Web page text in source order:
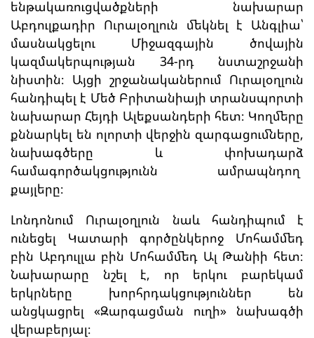
ենթակառուցվածքների նախարար
Աբդուլքադիր Ուրալօղլուն մեկնել է Անգլիա՝
մասնակցելու Միջազգային ծովային
կազմակերպության 34-րդ նստաշրջանի
նիստին։ Այցի շրջանականերում Ուրալօղլուն
հանդիպել է Մեծ Բրիտանիայի տրանսպորտի
նախարար Հեյդի Ալեքսանդերի հետ։ Կողմերը
քննարկել են ոլորտի վերջին զարգացումները,
նախագծերը և փոխադարձ
համագործակցությունն ամրապնդող
քայլերը։
Լոնդոնում Ուրալօղլուն նաև հանդիպում է
ունեցել Կատարի գործընկերոջ Մոհամմեդ
բին Աբդուլլա բին Մոհամմեդ Ալ Թանիի հետ։
Նախարարը նշել է, որ երկու բարեկամ
երկրները խորհրդակցություններ են
անցկացրել «Զարգացման ուղի» նախագծի
վերաբերյալ։